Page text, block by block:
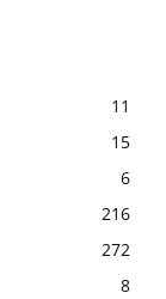
11
15
6
216
272
8